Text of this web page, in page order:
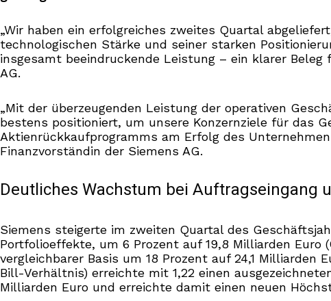
„Wir haben ein erfolgreiches zweites Quartal
technologischen Stärke und seiner starken
insgesamt beeindruckende Leistung – ein klarer
AG.
„Mit der überzeugenden Leistung der operativen
bestens positioniert, um unsere Konzernziele für das
Aktienrückkaufprogramms am Erfolg des
Finanzvorständin der Siemens AG.
Deutliches Wachstum bei Auftragseingang
Siemens steigerte im zweiten Quartal des
Portfolioeffekte, um 6 Prozent auf 19,8 Milliarden Euro
vergleichbarer Basis um 18 Prozent auf 24,1 Milliarden
Bill-Verhältnis) erreichte mit 1,22 einen
Milliarden Euro und erreichte damit einen neuen